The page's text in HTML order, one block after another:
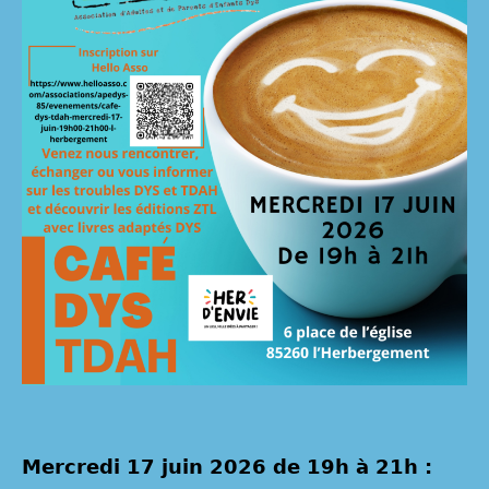
Mercredi 17 juin 2026 de 19h à 21h :